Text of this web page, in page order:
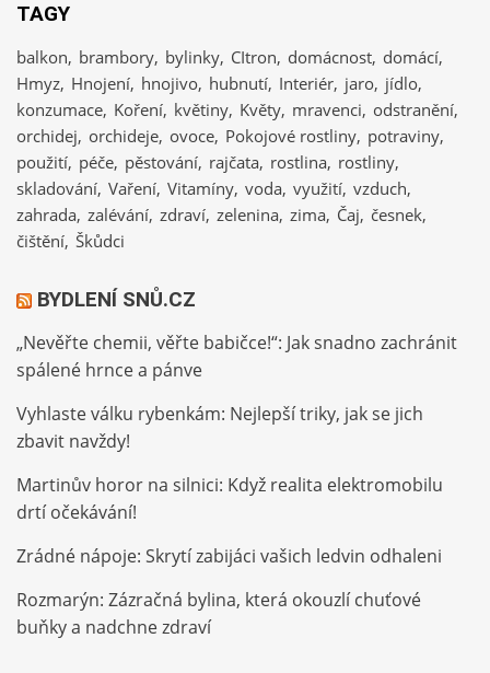
TAGY
balkon brambory bylinky CItron domácnost domácí
Hmyz Hnojení hnojivo hubnutí Interiér jaro jídlo
konzumace Koření květiny Květy mravenci odstranění
orchidej orchideje ovoce Pokojové rostliny potraviny
použití péče pěstování rajčata rostlina rostliny
skladování Vaření Vitamíny voda využití vzduch
zahrada zalévání zdraví zelenina zima Čaj česnek
čištění Škůdci
BYDLENÍ SNŮ.CZ
„Nevěřte chemii, věřte babičce!“: Jak snadno zachránit
spálené hrnce a pánve
Vyhlaste válku rybenkám: Nejlepší triky, jak se jich
zbavit navždy!
Martinův horor na silnici: Když realita elektromobilu
drtí očekávání!
Zrádné nápoje: Skrytí zabijáci vašich ledvin odhaleni
Rozmarýn: Zázračná bylina, která okouzlí chuťové
buňky a nadchne zdraví